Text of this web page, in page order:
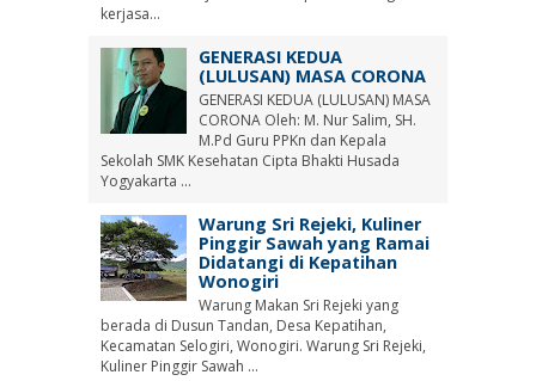
kerjasa...
GENERASI KEDUA
(LULUSAN) MASA CORONA
GENERASI KEDUA (LULUSAN) MASA
CORONA Oleh: M. Nur Salim, SH.
M.Pd Guru PPKn dan Kepala
Sekolah SMK Kesehatan Cipta Bhakti Husada
Yogyakarta ...
Warung Sri Rejeki, Kuliner
Pinggir Sawah yang Ramai
Didatangi di Kepatihan
Wonogiri
Warung Makan Sri Rejeki yang
berada di Dusun Tandan, Desa Kepatihan,
Kecamatan Selogiri, Wonogiri. Warung Sri Rejeki,
Kuliner Pinggir Sawah ...